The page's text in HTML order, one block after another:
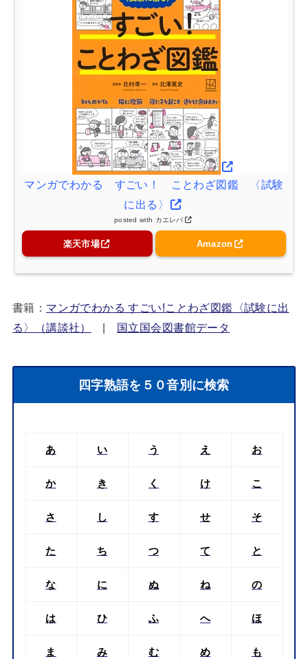
マンガでわかる すごい！ ことわざ図鑑 〈試験
に出る〉
posted with カエレバ
楽天市場 Amazon
書籍： マンガでわかる すごい!ことわざ図鑑〈試験に出
る〉（講談社）
| 国立国会図書館データ
四字熟語を５０音別に検索
あ い う え お
か き く け こ
さ し す せ そ
た ち つ て と
な に ぬ ね の
は ひ ふ へ ほ
ま み む め も